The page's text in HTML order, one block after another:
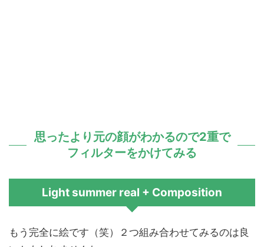
思ったより元の顔がわかるので2重で
フィルターをかけてみる
Light summer real + Composition
もう完全に絵です（笑）２つ組み合わせてみるのは良